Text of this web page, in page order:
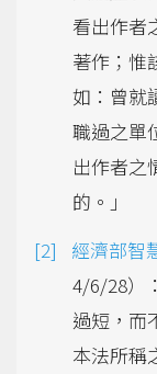
看出作者
著作；惟
如：曾就
職過之單
出作者之
的。」
經濟部智
4/6/28）
過短，而
本法所稱